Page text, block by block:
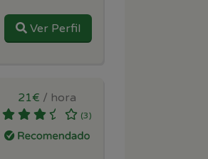
Ver Perfil
21€ / hora
(3)